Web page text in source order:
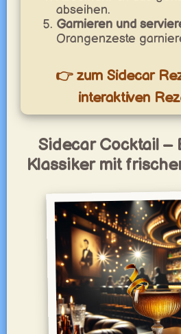
abseihen.
Garnieren und
Orangenzeste
👉 zum Sidecar
interaktiven
Sidecar Cocktail –
Klassiker mit